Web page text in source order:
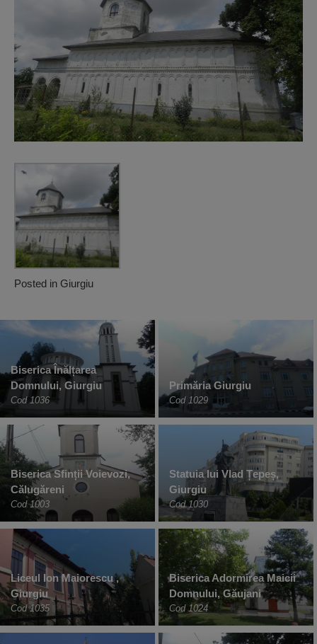
Posted in Giurgiu
Biserica Înălțarea
Domnului, Giurgiu
Cod 1036
Primăria Giurgiu
Cod 1029
Biserica Sfinții Voievozi,
Călugăreni
Cod 1003
Statuia lui Vlad Țepeș,
Giurgiu
Cod 1030
Liceul Ion Maiorescu ,
Giurgiu
Cod 1035
Biserica Adormirea Maicii
Domnului, Găujani
Cod 1024